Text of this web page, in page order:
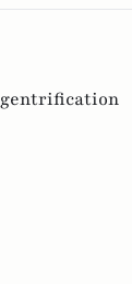
gentrification